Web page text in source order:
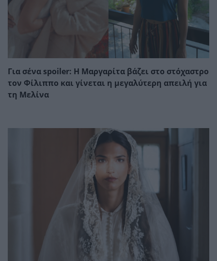
Για σένα spoiler: Η Μαργαρίτα βάζει στο στόχαστρο
τον Φίλιππο και γίνεται η μεγαλύτερη απειλή για
τη Μελίνα